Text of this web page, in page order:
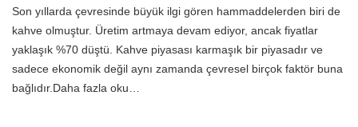
Son yıllarda çevresinde büyük ilgi gören hammaddelerden biri de
kahve olmuştur. Üretim artmaya devam ediyor, ancak fiyatlar
yaklaşık %70 düştü. Kahve piyasası karmaşık bir piyasadır ve
sadece ekonomik değil aynı zamanda çevresel birçok faktör buna
bağlıdır.Daha fazla oku…